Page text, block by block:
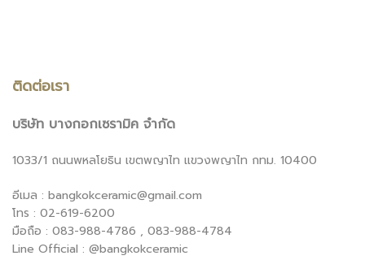
ติดต่อเรา
บริษัท บางกอกเซรามิค จำกัด
1033/1 ถนนพหลโยธิน เขตพญาไท แขวงพญาไท กทม. 10400
อีเมล : bangkokceramic@gmail.com
โทร : 02-619-6200
มือถือ : 083-988-4786 , 083-988-4784
Line Official : @bangkokceramic